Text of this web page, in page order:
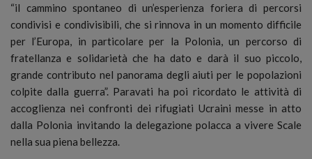
“il cammino spontaneo di un’esperienza foriera di percorsi
condivisi e condivisibili, che si rinnova in un momento difficile
per l’Europa, in particolare per la Polonia, un percorso di
fratellanza e solidarietà che ha dato e darà il suo piccolo,
grande contributo nel panorama degli aiuti per le popolazioni
colpite dalla guerra”. Paravati ha poi ricordato le attività di
accoglienza nei confronti dei rifugiati Ucraini messe in atto
dalla Polonia invitando la delegazione polacca a vivere Scale
nella sua piena bellezza.